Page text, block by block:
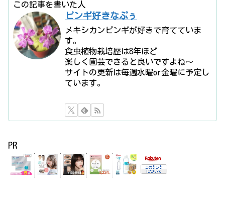
この記事を書いた人
ピンギ好きなぷぅ
メキシカンピンギが好きで育てていま
す。
食虫植物栽培歴は8年ほど
楽しく園芸できると良いですよね〜
サイトの更新は毎週水曜or金曜に予定し
ています。
PR